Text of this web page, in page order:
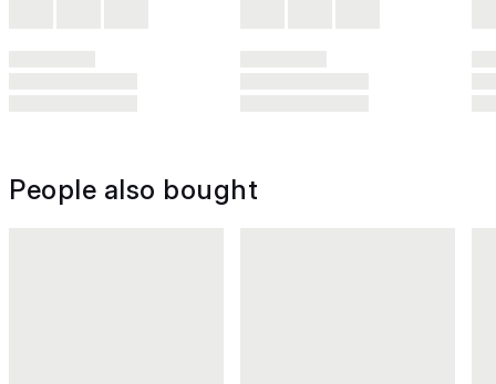
People also bought